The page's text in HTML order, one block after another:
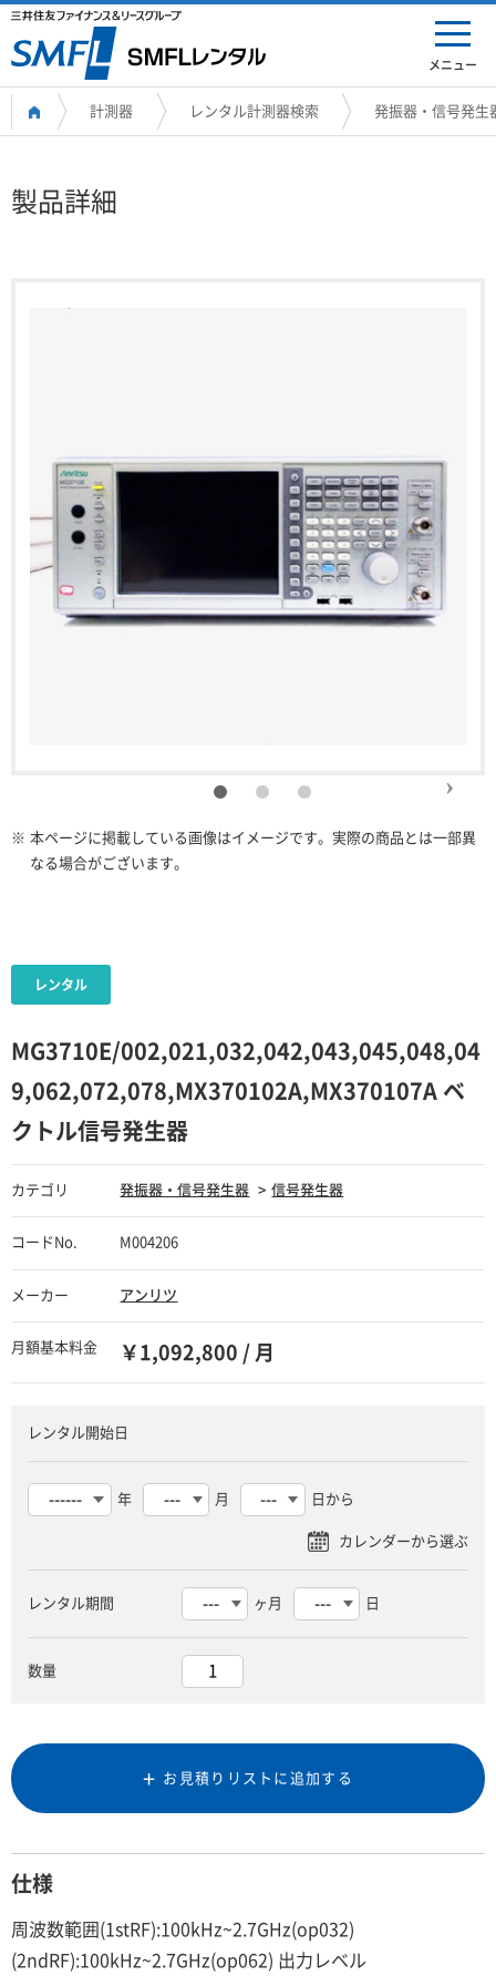
メニュー
計測器 レンタル計測器検索 発振器・信号発生
製品詳細
※ 本ページに掲載している画像はイメージです。実際の商品とは一部異
なる場合がございます。
MG3710E/002,021,032,042,043,045,048,04
9,062,072,078,MX370102A,MX370107A ベ
クトル信号発生器
カテゴリ 発振器・信号発生器 信号発生器
コードNo. M004206
メーカー アンリツ
月額基本料金 ￥1,092,800 / 月
レンタル開始日
年 月 日から
レンタル期間 ヶ月 日
数量
お見積りリストに追加する
仕様
周波数範囲(1stRF):100kHz~2.7GHz(op032)
(2ndRF):100kHz~2.7GHz(op062) 出力レベル